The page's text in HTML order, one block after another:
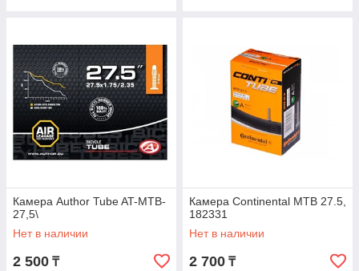
Камера Author Tube AT-MTB-
27,5\
Нет в наличии
2 500 ₸
Камера Continental MTB 27.5,
182331
Нет в наличии
2 700 ₸